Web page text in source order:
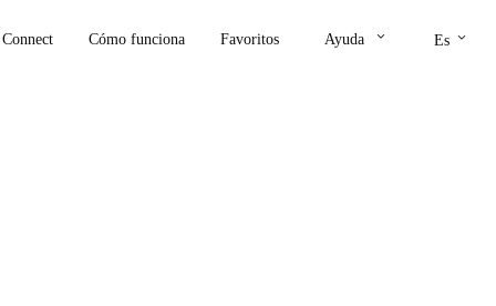
Connect Cómo funciona Favoritos Ayuda keyboard_arrow_down Es keyboard_arrow_down